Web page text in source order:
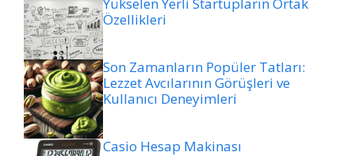
Özellikleri
Son Zamanların Popüler Tatları:
Lezzet Avcılarının Görüşleri ve
Kullanıcı Deneyimleri
Casio Hesap Makinası